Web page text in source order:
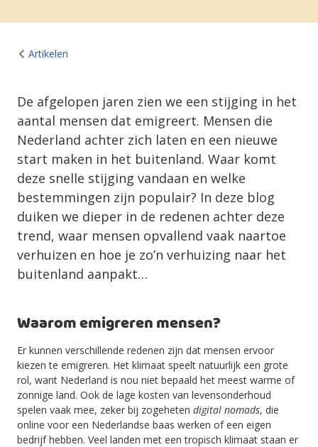
Artikelen
De afgelopen jaren zien we een stijging in het
aantal mensen dat emigreert. Mensen die
Nederland achter zich laten en een nieuwe
start maken in het buitenland. Waar komt
deze snelle stijging vandaan en welke
bestemmingen zijn populair? In deze blog
duiken we dieper in de redenen achter deze
trend, waar mensen opvallend vaak naartoe
verhuizen en hoe je zo’n verhuizing naar het
buitenland aanpakt…
Waarom emigreren mensen?
Er kunnen verschillende redenen zijn dat mensen ervoor
kiezen te emigreren. Het klimaat speelt natuurlijk een grote
rol, want Nederland is nou niet bepaald het meest warme of
zonnige land. Ook de lage kosten van levensonderhoud
spelen vaak mee, zeker bij zogeheten digital nomads, die
online voor een Nederlandse baas werken of een eigen
bedrijf hebben. Veel landen met een tropisch klimaat staan er